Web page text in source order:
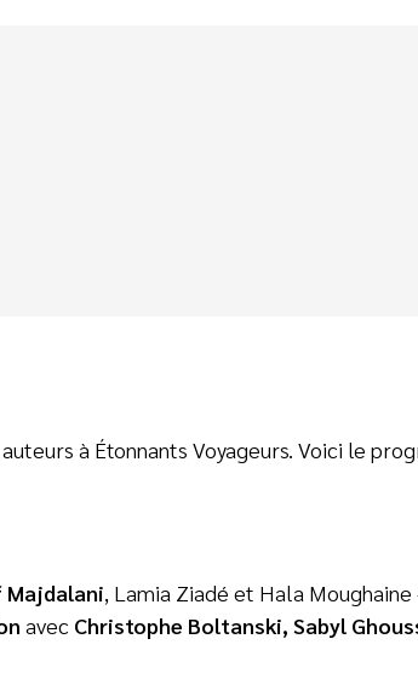
à Étonnants Voyageurs. Voici le
Majdalani, Lamia Ziadé et Hala
avec Christophe Boltanski, Sabyl